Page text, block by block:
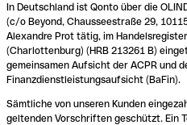
In Deutschland ist Qonto über die
(c/o Beyond, Chausseestraße 29,
Alexandre Prot tätig, im
(Charlottenburg) (HRB 213261 B)
gemeinsamen Aufsicht der ACPR und
Finanzdienstleistungsaufsicht (BaFin).
Sämtliche von unseren Kunden
geltenden Vorschriften geschützt. Ein